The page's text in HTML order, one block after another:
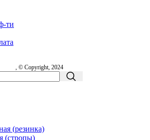
ти
, © Copyright, 2024
(резинка)
(стропы)